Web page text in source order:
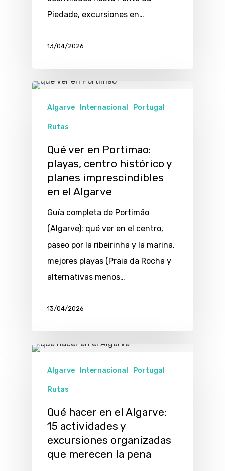
Piedade, excursiones en…
13/04/2026
Algarve Internacional Portugal
Rutas
Qué ver en Portimao:
playas, centro histórico y
planes imprescindibles
en el Algarve
Guía completa de Portimão
(Algarve): qué ver en el centro,
paseo por la ribeirinha y la marina,
mejores playas (Praia da Rocha y
alternativas menos…
13/04/2026
Algarve Internacional Portugal
Rutas
Qué hacer en el Algarve:
15 actividades y
excursiones organizadas
que merecen la pena